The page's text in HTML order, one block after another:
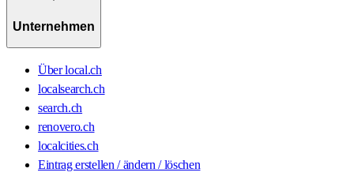
Unternehmen
Über local.ch
localsearch.ch
search.ch
renovero.ch
localcities.ch
Eintrag erstellen / ändern / löschen